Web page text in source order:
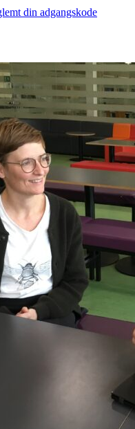
din adgangskode